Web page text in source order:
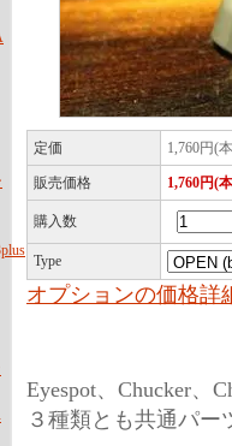
定価 1,760円(
販売価格 1,760円(
購入数
Type
オプションの価格詳
Eyespot、Chucker、
３種類とも共通パー